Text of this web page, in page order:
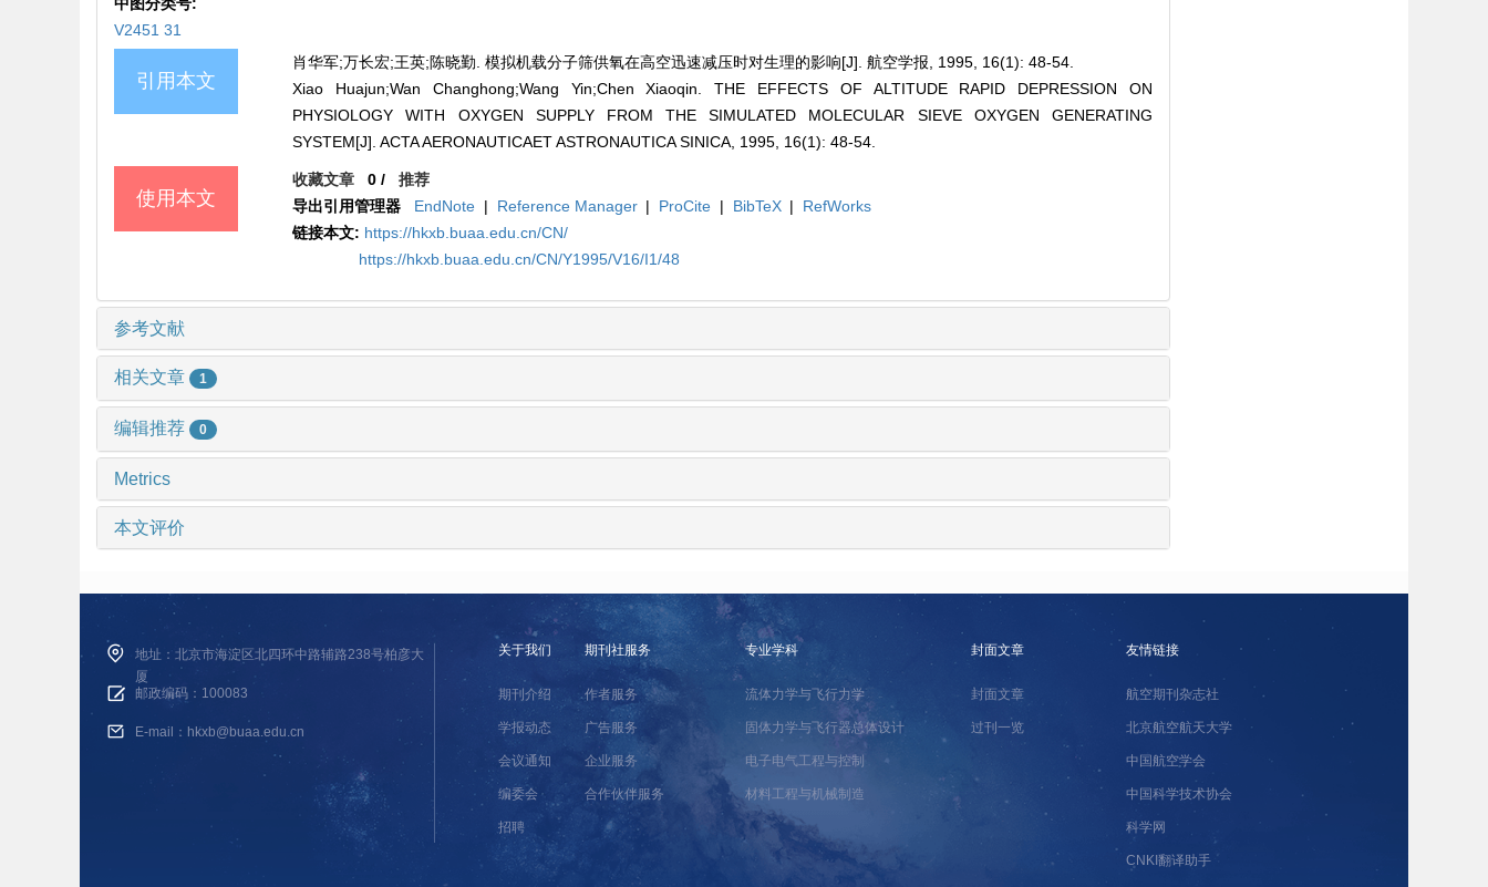
中图分类号:
V2451 31
引用本文
肖华军;万长宏;王英;陈晓勤. 模拟机载分子筛供氧在高空迅速减压时对生理的影响[J]. 航空学报, 1995, 16(1): 48-54.
Xiao Huajun;Wan Changhong;Wang Yin;Chen Xiaoqin. THE EFFECTS OF ALTITUDE RAPID DEPRESSION ON
PHYSIOLOGY WITH OXYGEN SUPPLY FROM THE SIMULATED MOLECULAR SIEVE OXYGEN GENERATING
SYSTEM[J]. ACTA AERONAUTICAET ASTRONAUTICA SINICA, 1995, 16(1): 48-54.
使用本文
收藏文章 0 /推荐
导出引用管理器
EndNote | Reference Manager | ProCite | BibTeX |
RefWorks
链接本文: https://hkxb.buaa.edu.cn/CN/
https://hkxb.buaa.edu.cn/CN/Y1995/V16/I1/48
参考文献
相关文章 1
编辑推荐 0
Metrics
本文评价
地址：北京市海淀区北四环中路辅路238号柏彦大
厦
邮政编码：100083
E-mail：hkxb@buaa.edu.cn
关于我们
期刊介绍
学报动态
会议通知
编委会
招聘
期刊社服务
作者服务
广告服务
企业服务
合作伙伴服务
专业学科
流体力学与飞行力学
固体力学与飞行器总体设计
电子电气工程与控制
材料工程与机械制造
封面文章
封面文章
过刊一览
友情链接
航空期刊杂志社
北京航空航天大学
中国航空学会
中国科学技术协会
科学网
CNKI翻译助手